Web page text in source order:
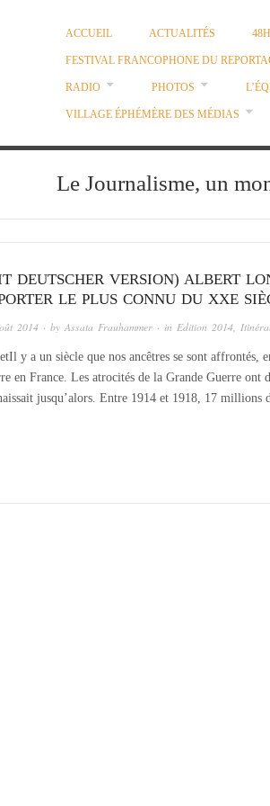
ACCUEIL ACTUALITÉS
FESTIVAL FRANCOPHONE DU
RADIO PHOTOS
VILLAGE ÉPHÉMÈRE DES MÉDIAS
Le Journalisme, un
DEUTSCHER VERSION) ALBERT
LE PLUS CONNU DU XXE
2014 · by Assata Frauhammer · in Edition 2014,
y a un siècle que nos ancêtres se sont affrontés,
en France. Les atrocités de la Grande Guerre ont
jusqu’alors. Entre 1914 et 1918, 17 millions